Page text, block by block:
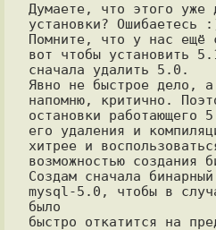
Думаете, что этого уже
установки? Ошибаетесь
Помните, что у нас ещё
вот чтобы установить
сначала удалить 5.0.
Явно не быстрое дело,
напомню, критично.
остановки работающего
его удаления и
хитрее и
возможностью создания
Создам сначала
mysql-5.0, чтобы в
было
быстро откатится на